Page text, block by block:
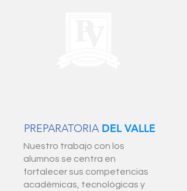
PREPARATORIA DEL VALLE
Nuestro trabajo con los
alumnos se centra en
fortalecer sus competencias
académicas, tecnológicas y